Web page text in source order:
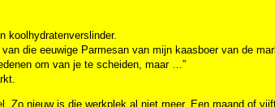
koolhydratenverslinder.
die eeuwige Parmesan van mijn kaasboer van de
om van je te scheiden, maar …”
Zo nieuw is die werkplek al niet meer. Een maand of